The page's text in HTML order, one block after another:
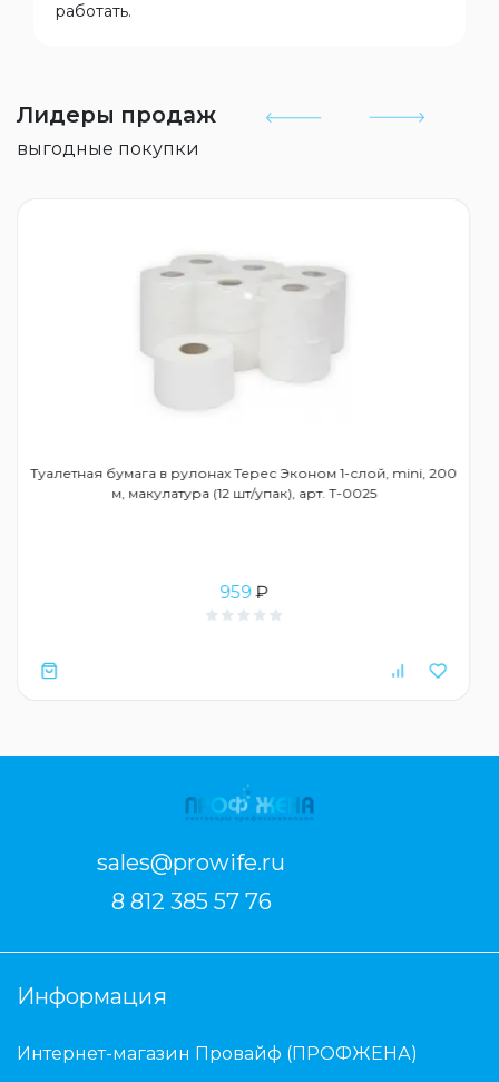
работать.
Лидеры продаж
выгодные покупки
Туалетная бумага в рулонах Терес Эконом 1-слой, mini, 200
м, макулатура (12 шт/упак), арт. Т-0025
959₽
sales@prowife.ru
8 812 385 57 76
Информация
Интернет-магазин Провайф (ПРОФЖЕНА)